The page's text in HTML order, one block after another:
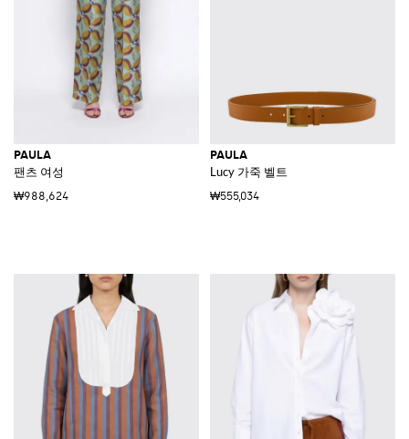
PAULA
팬츠 여성
₩988,624
PAULA
Lucy 가죽 벨트
₩555,034